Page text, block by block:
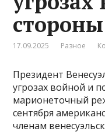
17.09.2025 Разное
Президент
угрозах войной и
марионеточный
сентября
членам